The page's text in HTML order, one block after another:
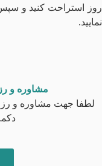
روز استراحت کنید و
نمایید‌.
مشاوره و
لطفا جهت مشاوره و